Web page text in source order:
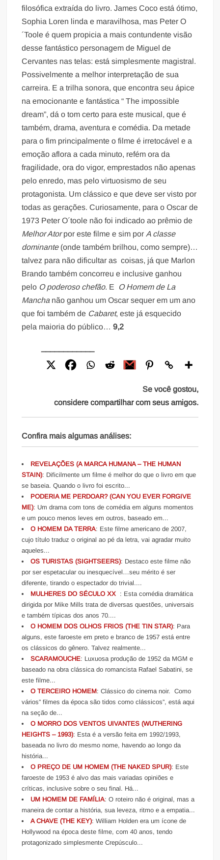
filosófica extraída do livro. James Coco está ótimo,
Sophia Loren linda e maravilhosa, mas Peter O
´Toole é quem propicia a mais contundente visão
desse fantástico personagem de Miguel de
Cervantes nas telas: está simplesmente magistral.
Possivelmente a melhor interpretação de sua
carreira. E a trilha sonora, que encontra seu ápice
na emocionante e fantástica “ The impossible
dream”, dá o tom certo para este musical, que é
também, drama, aventura e comédia. Da metade
para o fim principalmente o filme é irretocável e a
emoção aflora a cada minuto, refém ora da
fragilidade, ora do vigor, emprestados não apenas
pelo enredo, mas pelo virtuosismo de seu
protagonista. Um clássico e que deve ser visto por
todas as gerações. Curiosamente, para o Oscar de
1973 Peter O´toole não foi indicado ao prêmio de
Melhor Atorpor este filme e sim por A classe
dominante (onde também brilhou, como sempre)…
talvez para não dificultar as coisas, já que Marlon
Brando também concorreu e inclusive ganhou
pelo O poderoso chefão. E O Homem de La
Manchanão ganhou um Oscar sequer em um ano
que foi também de Cabaret, este já esquecido
pela maioria do público…9,2
Se você gostou,
considere compartilhar com seus amigos.
Confira mais algumas análises:
REVELAÇÕES (A MARCA HUMANA – THE HUMAN
STAIN): Dificilmente um filme é melhor do que o livro em que
se baseia. Quando o livro foi escrito...
PODERIA ME PERDOAR? (CAN YOU EVER FORGIVE
ME): Um drama com tons de comédia em alguns momentos
e um pouco menos leves em outros, baseado em...
O HOMEM DA TERRA: Este filme americano de 2007,
cujo título traduz o original ao pé da letra, vai agradar muito
aqueles...
OS TURISTAS (SIGHTSEERS): Destaco este filme não
por ser espetacular ou inesquecível…seu mérito é ser
diferente, tirando o espectador do trivial....
MULHERES DO SÉCULO XX : Esta comédia dramática
dirigida por Mike Mills trata de diversas questões, universais
e também típicas dos anos 70....
O HOMEM DOS OLHOS FRIOS (THE TIN STAR): Para
alguns, este faroeste em preto e branco de 1957 está entre
os clássicos do gênero. Talvez realmente...
SCARAMOUCHE: Luxuosa produção de 1952 da MGM e
baseado na obra clássica do romancista Rafael Sabatini, se
este filme...
O TERCEIRO HOMEM: Clássico do cinema noir. Como
vários” filmes da época são tidos como clássicos”, está aqui
na seção de...
O MORRO DOS VENTOS UIVANTES (WUTHERING
HEIGHTS – 1993): Esta é a versão feita em 1992/1993,
baseada no livro do mesmo nome, havendo ao longo da
história...
O PREÇO DE UM HOMEM (THE NAKED SPUR): Este
faroeste de 1953 é alvo das mais variadas opiniões e
críticas, inclusive sobre o seu final. Há...
UM HOMEM DE FAMÍLIA: O roteiro não é original, mas a
maneira de contar a história, sua leveza, ritmo e a empatia...
A CHAVE (THE KEY): William Holden era um ícone de
Hollywood na época deste filme, com 40 anos, tendo
protagonizado simplesmente Crepúsculo...